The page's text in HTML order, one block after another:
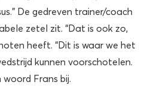
De gedreven trainer/coach
zetel zit. “Dat is ook zo,
heeft. “Dit is waar we het
kunnen voorschotelen.
Frans bij.